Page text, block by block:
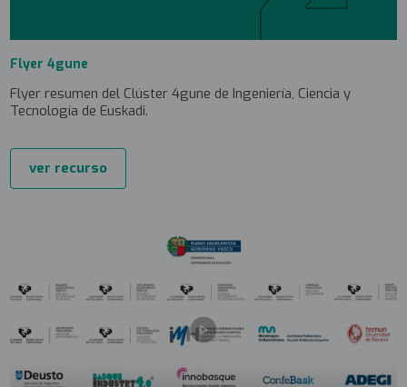
Flyer 4gune
Flyer resumen del Clúster 4gune de Ingeniería, Ciencia y
Tecnología de Euskadi.
ver recurso